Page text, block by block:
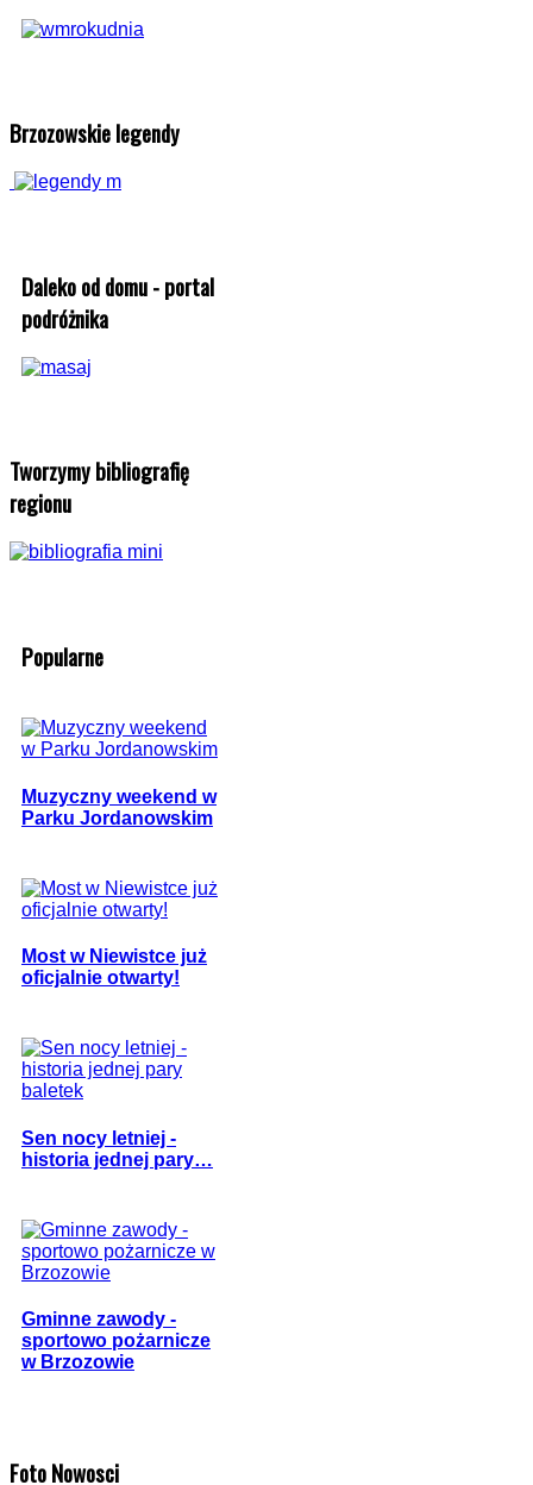
Brzozowskie legendy
Daleko od domu - portal
podróżnika
Tworzymy bibliografię
regionu
Popularne
Muzyczny weekend w
Parku Jordanowskim
Most w Niewistce już
oficjalnie otwarty!
Sen nocy letniej -
historia jednej pary…
Gminne zawody -
sportowo pożarnicze
w Brzozowie
Foto Nowosci